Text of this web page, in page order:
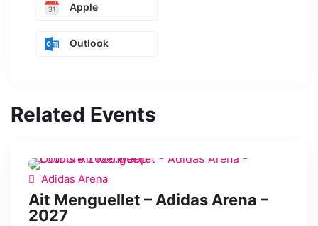
Apple
Outlook
Related Events
SPECTACLE
Adidas Arena
Ait Menguellet – Adidas Arena –
2027